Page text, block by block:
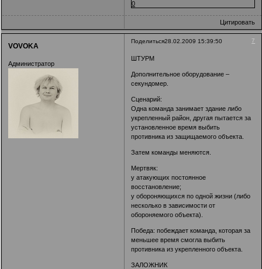
0
Цитировать
Поделиться 7
28.02.2009 15:39:50
VOVOKA
Администратор
ШТУРМ
Дополнительное оборудование –
секундомер.
Сценарий:
Одна команда занимает здание либо
укрепленный район, другая пытается за
установленное время выбить
противника из защищаемого объекта.
Затем команды меняются.
Мертвяк:
у атакующих постоянное
восстановление;
у обороняющихся по одной жизни (либо
несколько в зависимости от
обороняемого объекта).
Победа: побеждает команда, которая за
меньшее время смогла выбить
противника из укрепленного объекта.
ЗАЛОЖНИК